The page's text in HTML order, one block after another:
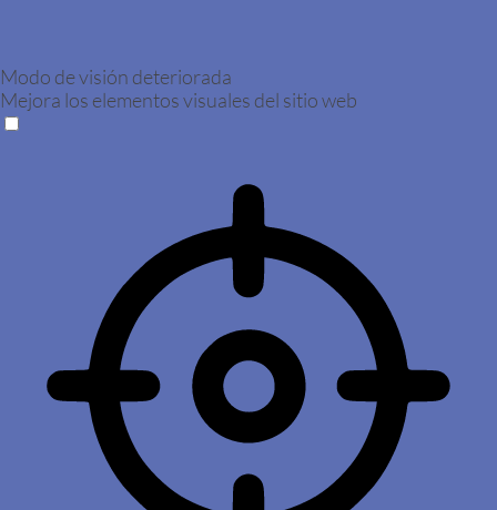
Modo de visión deteriorada
Mejora los elementos visuales del sitio web